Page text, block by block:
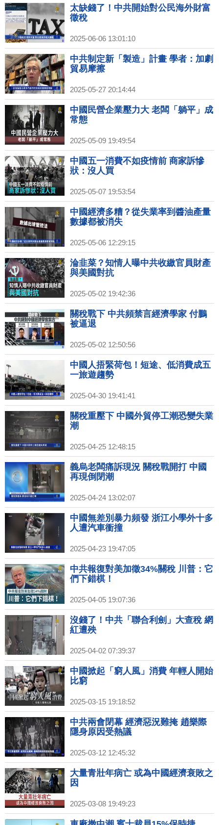
太缺錢了！中共開始對公民海外財富
徵稅
2025-06-06 13:01:10
中共制定新「製造」計畫 學者：加劇
貿易摩擦
2025-05-27 20:14:44
中國民營企業壓力大 老闆「躺平」成
常態
2025-05-09 19:49:54
中國五一消費不如疫情前 商家訴慘
狀：沒人買
2025-05-07 19:53:54
中國經濟多糟？從失業率到醬油產量
數據都被消失
2025-05-06 12:29:15
淪韭菜？知情人曝中共收繳官員財產
與美國對抗
2025-05-02 19:42:36
關稅戰下 中共頻禁言經濟學家 付鵬
被逼退
2025-05-02 12:50:56
中國人捂緊荷包！短途、低消費成五
一旅遊趨勢
2025-04-30 19:41:41
關稅重壓下 中國外貿停工潮恐變失業
潮
2025-04-25 12:48:15
義烏老闆痛訴現況 關稅戰開打 中國
再現倒閉潮
2025-04-24 13:02:07
中國無差別暴力頻發 浙江小學外十多
人遭汽車衝撞
2025-04-23 19:47:05
中共報復對美加徵34%關稅 川普：它
們下錯棋！
2025-04-05 19:07:36
沒錢了！中共「聯合利劍」大查稅 網
紅遭殃
2025-04-02 07:39:37
中國掀起「窮人風」消費 年輕人開始
比窮
2025-03-15 19:18:52
中共兩會閉幕 經濟惡況難掩 趙樂際
隱身原因受熱議
2025-03-12 12:45:32
大量青壯年病亡 或為中國經濟衰敗之
因
2025-03-08 19:49:23